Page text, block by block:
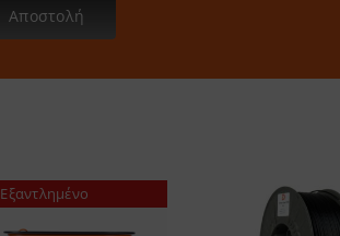
Αποστολή
Εξαντλημένο